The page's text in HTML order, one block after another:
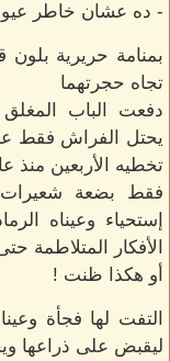
- ده عشان خاطر
بمنامة حريرية
تجاه حجرتهما
دفعت الباب
يحتل الفراش فقط
تخطيه الأربعين منذ
فقط بضعة
إستحياء وعيناه
الأفكار المتلاطمة
أو هكذا ظنت !
التفت لها فجأة
ليقبض على ذراعها